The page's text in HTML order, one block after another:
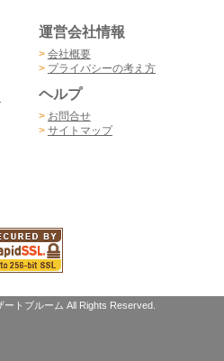
運営会社情報
> 会社概要
> プライバシーの考え方
ヘルプ
> お問合せ
> サイトマップ
トブルーム All Rights Reserved.